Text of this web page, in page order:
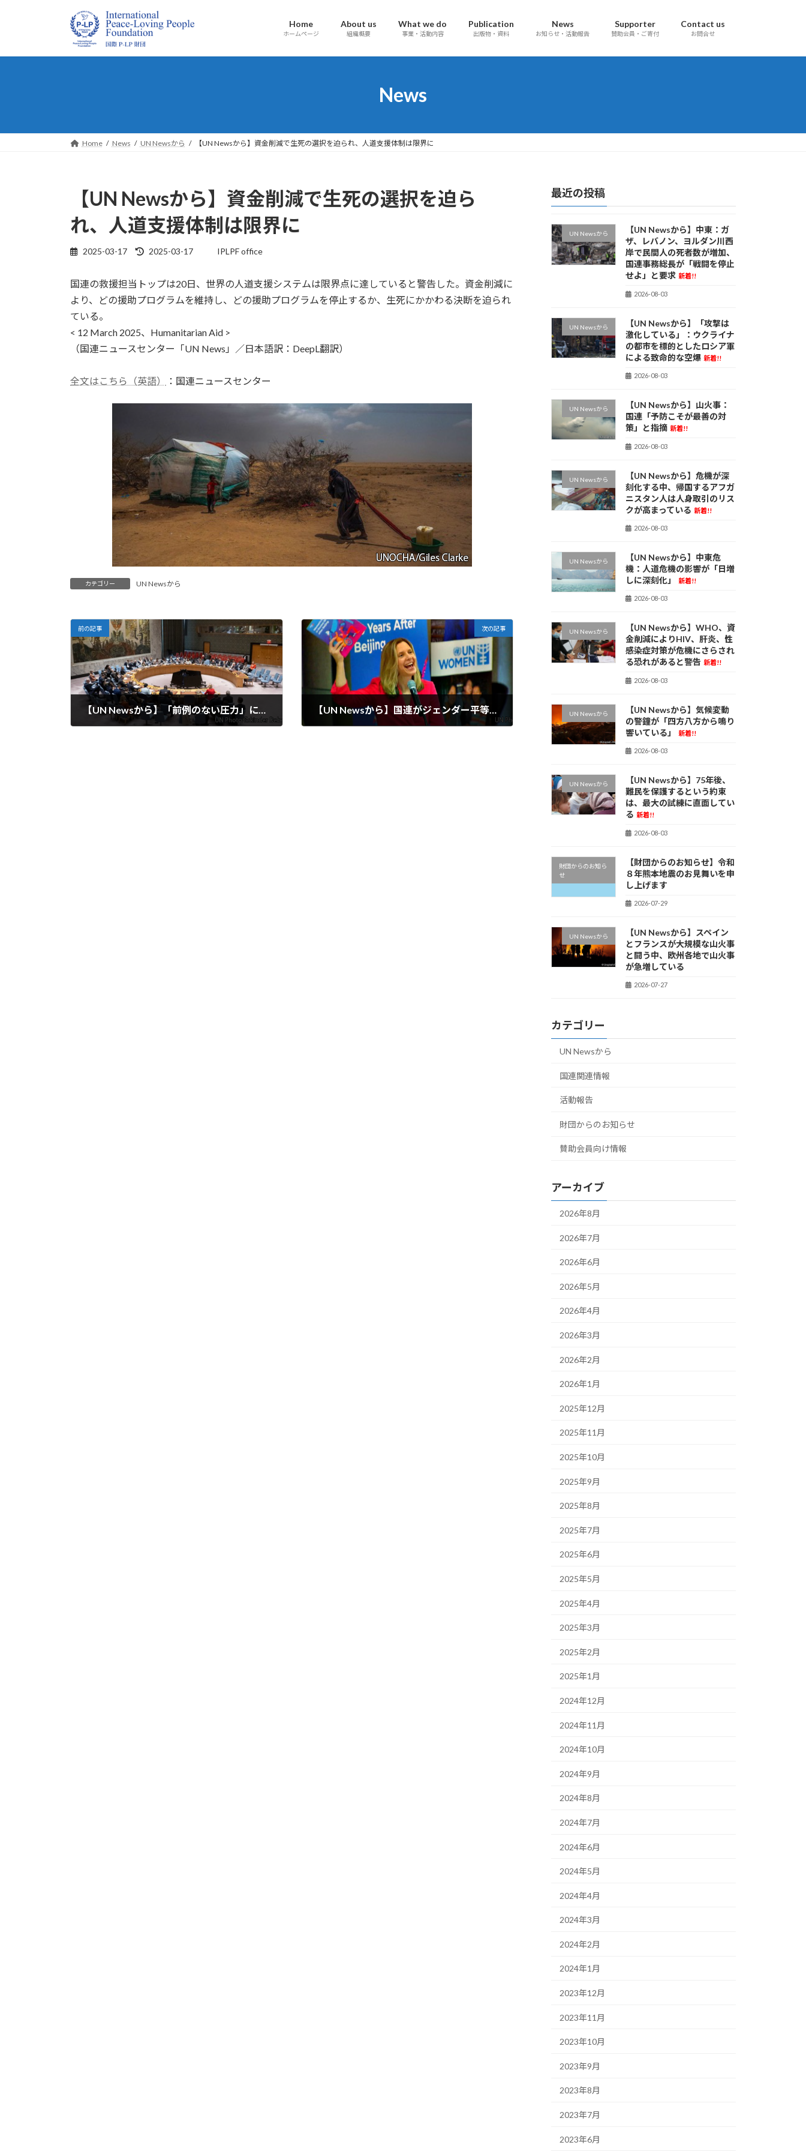
プ
動
Home
ホームページ
About us
組織概要
What we do
事業・活動内容
Publication
出版物・資料
News
お知らせ・活動報告
Supporter
賛助会員・ご寄付
Contact us
お問合せ
News
Home News UN Newsから 【UN Newsから】資金削減で生死の選択を迫られ、人道支援体制は限界に
【UN Newsから】資金削減で生死の選択を迫ら
れ、人道支援体制は限界に
2025-03-17
最
新
日
2025-03-17 IPLPF office
国連の救援担当トップは20日、世界の人道支援システムは限界点に達していると警告した。資金削減に
より、どの援助プログラムを維持し、どの援助プログラムを停止するか、生死にかかわる決断を迫られ
ている。
< 12 March 2025、Humanitarian Aid >
（国連ニュースセンター「UN News」／日本語訳：DeepL翻訳）
全文はこちら（英語） ：国連ニュースセンター
カテゴリー UN Newsから
前の記事
【UN Newsから】「前例のない圧力」に直面し、EUは国際法とパートナーシップの優先を求める
次の記事
【UN Newsから】国連がジェンダー平等計画を発表： 私たちは転換期にいる
最近の投稿
UN Newsから
【UN Newsから】中東：ガ
ザ、レバノン、ヨルダン川西
岸で民間人の死者数が増加、
国連事務総長が「戦闘を停止
せよ」と要求 新着!!
2026-08-03
UN Newsから
【UN Newsから】「攻撃は
激化している」：ウクライナ
の都市を標的としたロシア軍
による致命的な空爆 新着!!
2026-08-03
UN Newsから
【UN Newsから】山火事：
国連「予防こそが最善の対
策」と指摘 新着!!
2026-08-03
UN Newsから
【UN Newsから】危機が深
刻化する中、帰国するアフガ
ニスタン人は人身取引のリス
クが高まっている 新着!!
2026-08-03
UN Newsから
【UN Newsから】中東危
機：人道危機の影響が「日増
しに深刻化」
新着!!
2026-08-03
UN Newsから
【UN Newsから】WHO、資
金削減によりHIV、肝炎、性
感染症対策が危機にさらされ
る恐れがあると警告 新着!!
2026-08-03
UN Newsから
【UN Newsから】気候変動
の警鐘が「四方八方から鳴り
響いている」
新着!!
2026-08-03
UN Newsから
【UN Newsから】75年後、
難民を保護するという約束
は、最大の試練に直面してい
る 新着!!
2026-08-03
財団からのお知ら
せ
【財団からのお知らせ】令和
８年熊本地震のお見舞いを申
し上げます
2026-07-29
UN Newsから
【UN Newsから】スペイン
とフランスが大規模な山火事
と闘う中、欧州各地で山火事
が急増している
2026-07-27
カテゴリー
UN Newsから
国連関連情報
活動報告
財団からのお知らせ
賛助会員向け情報
アーカイブ
2026年8月
2026年7月
2026年6月
2026年5月
2026年4月
2026年3月
2026年2月
2026年1月
2025年12月
2025年11月
2025年10月
2025年9月
2025年8月
2025年7月
2025年6月
2025年5月
2025年4月
2025年3月
2025年2月
2025年1月
2024年12月
2024年11月
2024年10月
2024年9月
2024年8月
2024年7月
2024年6月
2024年5月
2024年4月
2024年3月
2024年2月
2024年1月
2023年12月
2023年11月
2023年10月
2023年9月
2023年8月
2023年7月
2023年6月